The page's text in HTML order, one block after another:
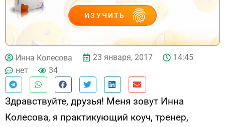
ИЗУЧИТЬ
ДЕЙСТВУЙ
Инна Колесова 23 января, 2017
14:45
нет
34
Здравствуйте, друзья! Меня зовут Инна
Колесова, я практикующий коуч, тренер,